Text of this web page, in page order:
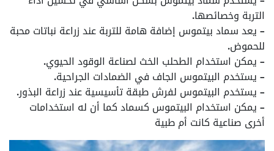
التربة وخصائصها.
– يعد سماد بيتموس إضافة هامة للتربة عند زراعة نباتات محبة
للحموض.
– يمكن استخدام الطحلب الخث لصناعة الوقود الحيوي.
– يستخدم البيتموس الجاف في الضمادات الجراحية.
– يستخدم البيتموس لفرش طبقة تأسيسية عند زراعة البذور.
– يمكن استخدام البيتموس كسماد كما أن له استخدامات
أخرى صناعية كانت أم طبية